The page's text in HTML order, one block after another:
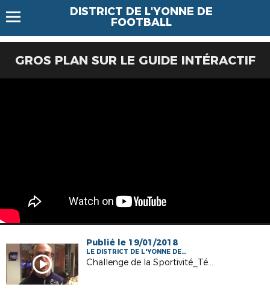
DISTRICT DE L'YONNE DE
FOOTBALL
GROS PLAN SUR LE GUIDE INTÉRACTIF
Publié le 19/01/2018
LE DISTRICT DE L'YONNE DE
FOOTBALL
Challenge de la Sportivité_Témoignage de Steven SCOQUART, AS VERON